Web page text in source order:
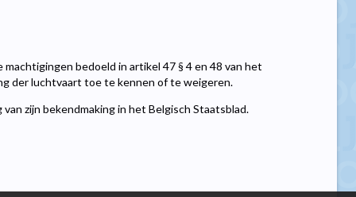
bedoeld in artikel 47 § 4 en 48 van het
der luchtvaart toe te kennen of te weigeren.
zijn bekendmaking in het Belgisch Staatsblad.